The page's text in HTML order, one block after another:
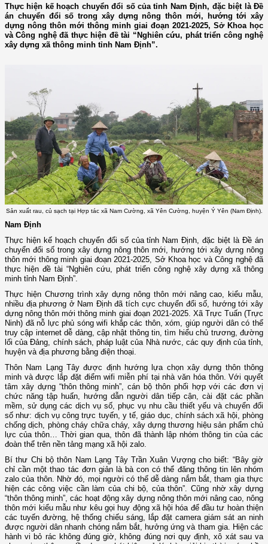
Thực hiện kế hoạch chuyển đổi số của tỉnh Nam Định, đặc biệt là Đề
án chuyển đổi số trong xây dựng nông thôn mới, hướng tới xây
dựng nông thôn mới thông minh giai đoạn 2021-2025, Sở Khoa học
và Công nghệ đã thực hiện đề tài “Nghiên cứu, phát triển công nghệ
xây dựng xã thông minh tỉnh Nam Định”.
Sản xuất rau, củ sạch tại Hợp tác xã Nam Cường, xã Yên Cường, huyện Ý Yên (Nam Định).
Nam Định
Thực hiện kế hoạch chuyển đổi số của tỉnh Nam Định, đặc biệt là Đề án
chuyển đổi số trong xây dựng nông thôn mới, hướng tới xây dựng nông
thôn mới thông minh giai đoạn 2021-2025, Sở Khoa học và Công nghệ đã
thực hiện đề tài “Nghiên cứu, phát triển công nghệ xây dựng xã thông
minh tỉnh Nam Định”.
Thực hiện Chương trình xây dựng nông thôn mới nâng cao, kiểu mẫu,
nhiều địa phương ở Nam Định đã tích cực chuyển đổi số, hướng tới xây
dựng nông thôn mới thông minh giai đoạn 2021-2025. Xã Trực Tuấn (Trực
Ninh) đã nỗ lực phủ sóng wifi khắp các thôn, xóm, giúp người dân có thể
truy cập internet dễ dàng, cập nhật thông tin, tìm hiểu chủ trương, đường
lối của Đảng, chính sách, pháp luật của Nhà nước, các quy định của tỉnh,
huyện và địa phương bằng điện thoại.
Thôn Nam Lạng Tây được định hướng lựa chọn xây dựng thôn thông
minh và được lắp đặt điểm wifi miễn phí tại nhà văn hóa thôn. Với quyết
tâm xây dựng “thôn thông minh”, cán bộ thôn phối hợp với các đơn vị
chức năng tập huấn, hướng dẫn người dân tiếp cận, cài đặt các phần
mềm, sử dụng các dịch vụ số, phục vụ nhu cầu thiết yếu và chuyển đổi
số như: dịch vụ công trực tuyến, y tế, giáo dục, chính sách xã hội, phòng
chống dịch, phòng cháy chữa cháy, xây dựng thương hiệu sản phẩm chủ
lực của thôn… Thời gian qua, thôn đã thành lập nhóm thông tin của các
đoàn thể trên nền tảng mạng xã hội zalo.
Bí thư Chi bộ thôn Nam Lạng Tây Trần Xuân Vượng cho biết: “Bây giờ
chỉ cần một thao tác đơn giản là bà con có thể đăng thông tin lên nhóm
zalo của thôn. Nhờ đó, mọi người có thể dễ dàng nắm bắt, tham gia thực
hiện các công việc cần làm của chi bộ, của thôn”. Cũng nhờ xây dựng
“thôn thông minh”, các hoạt động xây dựng nông thôn mới nâng cao, nông
thôn mới kiểu mẫu như kêu gọi huy động xã hội hóa để đầu tư hoàn thiện
các tuyến đường, hệ thống chiếu sáng, lắp đặt camera giám sát an ninh
được người dân nhanh chóng nắm bắt, hưởng ứng và tham gia. Hiện các
hành vi bỏ rác không đúng giờ, không đúng nơi quy định, xô xát sau va